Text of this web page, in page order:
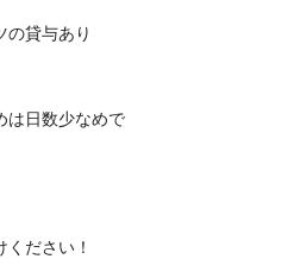
貸与あり
日数少なめで
ださい！